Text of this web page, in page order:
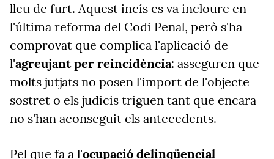
lleu de furt. Aquest incís es va incloure en
l'última reforma del Codi Penal, però s'ha
comprovat que complica l'aplicació de
l'agreujant per reincidència: asseguren que
molts jutjats no posen l'import de l'objecte
sostret o els judicis triguen tant que encara
no s'han aconseguit els antecedents.
Pel que fa a l'ocupació delinqüencial